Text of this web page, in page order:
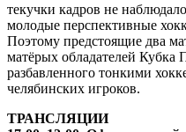
текучки кадров не
молодые перспективные
Поэтому предстоящие два
матёрых обладателей Кубка
разбавленного тонкими
челябинских игроков.
ТРАНСЛЯЦИИ